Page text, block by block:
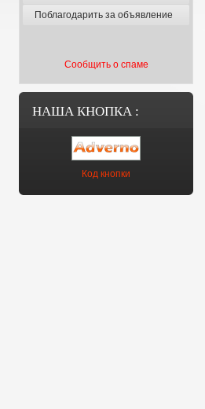
Поблагодарить за объявление
Сообщить о спаме
НАША КНОПКА :
Код кнопки